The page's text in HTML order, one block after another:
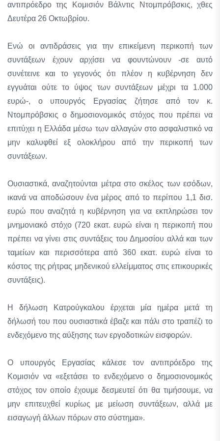
αντιπρόεδρο της Κομισιόν Βάλντις Ντομπρόβσκις, χθες
Δευτέρα 26 Οκτωβρίου.
Ενώ οι αντιδράσεις για την επικείμενη περικοπή των
συντάξεων έχουν αρχίσει να φουντώνουν -σε αυτό
συνέτεινε και το γεγονός ότι πλέον η κυβέρνηση δεν
εγγυάται ούτε το ύψος των συντάξεων μέχρι τα 1.000
ευρώ-, ο υπουργός Εργασίας ζήτησε από τον κ.
Ντομπρόβσκις ο δημοσιονομικός στόχος που πρέπει να
επιτύχει η Ελλάδα μέσω των αλλαγών στο ασφαλιστικό να
μην καλυφθεί εξ ολοκλήρου από την περικοπή των
συντάξεων.
Ουσιαστικά, αναζητούνται μέτρα στο σκέλος των εσόδων,
ικανά να αποδώσουν ένα μέρος από το περίπου 1,1 δισ.
ευρώ που αναζητά η κυβέρνηση για να εκπληρώσει τον
μνημονιακό στόχο (720 εκατ. ευρώ είναι η περικοπή που
πρέπει να γίνει στις συντάξεις του Δημοσίου αλλά και των
ταμείων και περισσότερα από 360 εκατ. ευρώ είναι το
κόστος της ρήτρας μηδενικού ελλείμματος στις επικουρικές
συντάξεις).
Η δήλωση Κατρούγκαλου έρχεται μία ημέρα μετά τη
δήλωσή του που ουσιαστικά έβαζε και πάλι στο τραπέζι το
ενδεχόμενο της αύξησης των εργοδοτικών εισφορών.
Ο υπουργός Εργασίας κάλεσε τον αντιπρόεδρο της
Κομισιόν να «εξετάσει το ενδεχόμενο ο δημοσιονομικός
στόχος τον οποίο έχουμε δεσμευτεί ότι θα τιμήσουμε, να
μην επιτευχθεί κυρίως με μείωση συντάξεων, αλλά με
εισαγωγή άλλων πόρων στο σύστημα».